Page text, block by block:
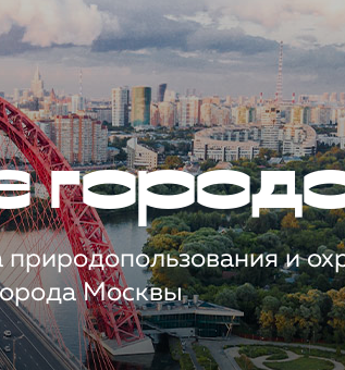
природопользования и
Москвы